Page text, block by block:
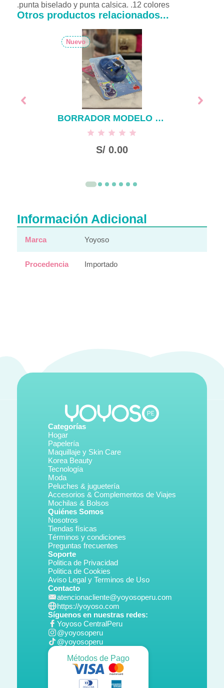
.punta biselado y punta calsica. .12 colores
Otros productos relacionados...
Nuevo
BORRADOR MODELO SANDALIA ASTRONAUTA
S/0.00
Información Adicional
Marca Yoyoso
Procedencia Importado
Categorías
Hogar
Papelería
Maquillaje y Skin Care
Korea Beauty
Tecnología
Moda
Peluches & juguetería
Accesorios & Complementos de Viajes
Mochilas & Bolsos
Quiénes Somos
Nosotros
Tiendas físicas
Términos y condiciones
Preguntas frecuentes
Soporte
Politica de Privacidad
Politica de Cookies
Aviso Legal y Terminos de Uso
Contacto
atencionacliente@yoyosoperu.com
https://yoyoso.com
Síguenos en nuestras redes:
Yoyoso CentralPeru
@yoyosoperu
@yoyosoperu
Métodos de Pago